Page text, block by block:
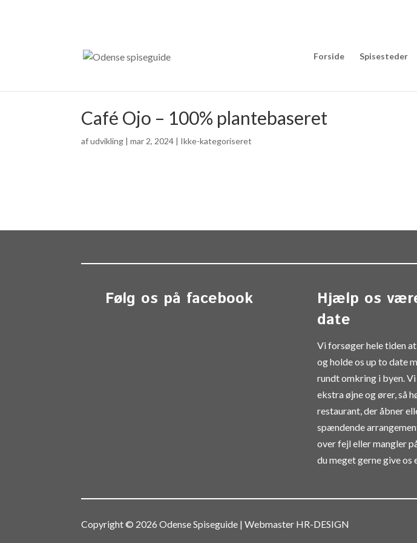
Forside Spisesteder
Café Ojo – 100% plantebaseret
afudvikling |mar 2, 2024 | Ikke-kategoriseret
Følg os på facebook
Hjælp os
date
Vi forsøger hele tiden
og holde os up to date
rundt omkring i byen.
ekstra øjne og ører, så
restaurant, der åbner
spændende
over fejl eller mangler
du meget gerne give os
Copyright © 2026 Odense Spiseguide | Webmaster HR-DESIGN